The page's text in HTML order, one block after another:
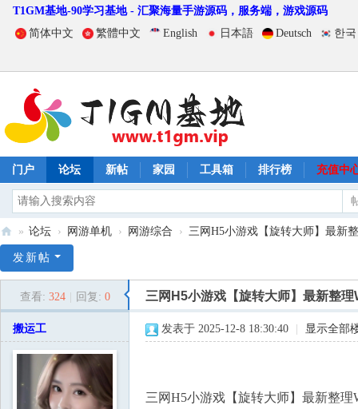
T1GM基地-90学习基地 - 汇聚海量手游源码，服务端，游戏源码
简体中文
繁體中文 English 日本語 Deutsch 한
门户 论坛 新帖 家园 工具箱 排行榜 充值中
1
» 论坛 › 网游单机 › 网游综合 › 三网H5小游戏【旋转大师】最新
发新帖
查看: 324 回复: 0 三网H5小游戏【旋转大师】最新整
搬运工 发表于 2025-12-8 18:30:40 显示全部
三网H5小游戏【旋转大师】最新整